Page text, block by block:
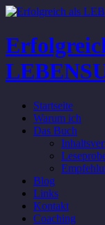
Startseite
Warum ich
Das Buch
Blog
Links
Kontakt
Coaching